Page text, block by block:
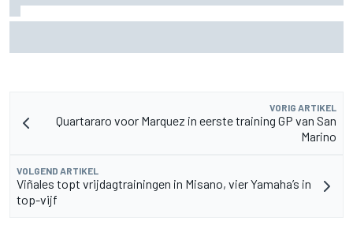
VORIG ARTIKEL
Quartararo voor Marquez in eerste training GP van San
Marino
VOLGEND ARTIKEL
Viñales topt vrijdagtrainingen in Misano, vier Yamaha’s in
top-vijf